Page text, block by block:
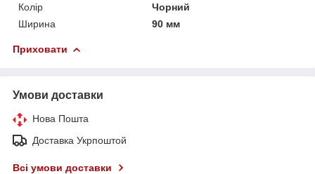
Колір
Чорний
Ширина
90 мм
Приховати
Умови доставки
Нова Пошта
Доставка Укрпоштой
Всі умови доставки